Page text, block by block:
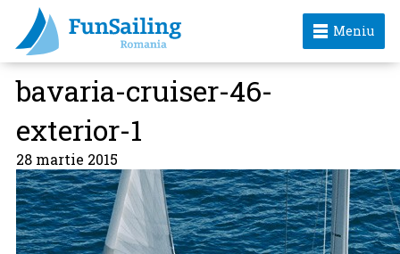
Meniu
bavaria-cruiser-46-
exterior-1
28 martie 2015